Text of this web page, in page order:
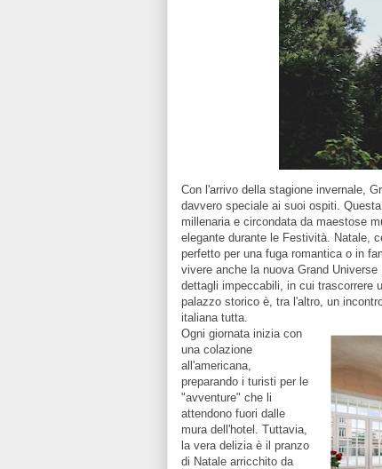
Con l'arrivo della stagione invernale,
davvero speciale ai suoi ospiti.
millenaria e circondata da maestose
elegante durante le Festività. Natale,
perfetto per una fuga romantica o in
vivere anche la nuova Grand
dettagli impeccabili, in cui trascorrere
palazzo storico è, tra l'altro, un
italiana tutta.
Ogni giornata inizia con
una colazione
all'americana,
preparando i turisti per le
"avventure" che li
attendono fuori dalle
mura dell'hotel. Tuttavia,
la vera delizia è il pranzo
di Natale arricchito da